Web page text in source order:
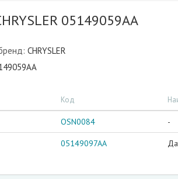
05149059AA
CHRYSLER
Код
OSN0084 -
05149097AA